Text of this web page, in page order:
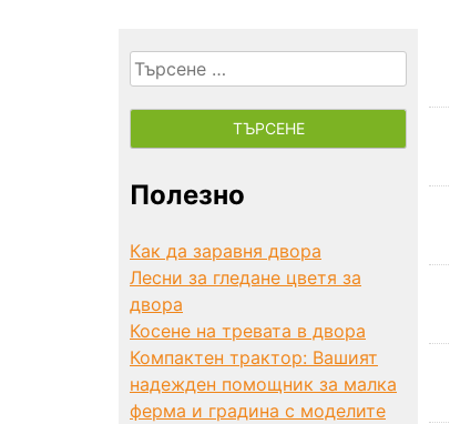
Търсене
за:
Полезно
Как да заравня двора
Лесни за гледане цветя за
двора
Косене на тревата в двора
Компактен трактор: Вашият
надежден помощник за малка
ферма и градина с моделите